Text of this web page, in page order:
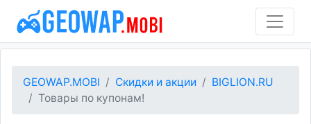
GEOWAP.MOBI Скидки и акции
BIGLION.RU
Товары по купонам!